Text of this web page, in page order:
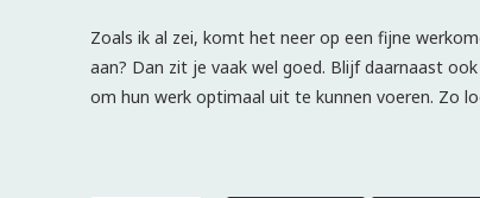
Zoals ik al zei, komt het neer op een fijne
aan? Dan zit je vaak wel goed. Blijf daarnaast
om hun werk optimaal uit te kunnen voeren. Zo